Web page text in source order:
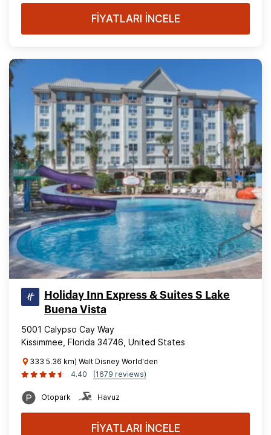
FİYATLARI İNCELE
Holiday Inn Express & Suites S Lake
Buena Vista
5001 Calypso Cay Way
Kissimmee, Florida 34746, United States
333 5.36 km) Walt Disney World'den
4.40
(1679 reviews)
Otopark Havuz
FİYATLARI İNCELE